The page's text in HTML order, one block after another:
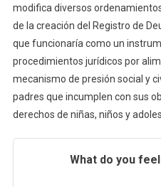
modifica diversos
de la creación del Registro de
que funcionaría como un
procedimientos jurídicos por
mecanismo de presión social y
padres que incumplen con sus
derechos de niñas, niños y
What do you